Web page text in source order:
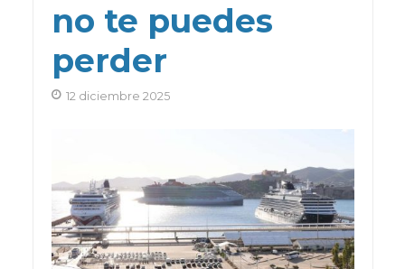
no te puedes
perder
12 diciembre 2025